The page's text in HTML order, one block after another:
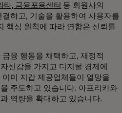
타, 금융포용센터 등 회원사의
하고, 기술을 활용하여 사용자를
핵심 원칙에 따라 연합은 신뢰를
융 행동을 채택하고, 재정적
신감을 가지고 디지털 경제에
미 지갑 제공업체들이 열망을
주도하고 있습니다. 아프리카와
역량을 확대하고 있습니다.